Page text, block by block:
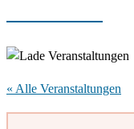
« Alle Veranstaltungen